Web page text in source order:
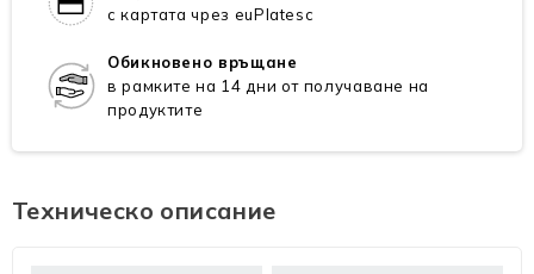
с картата чрез euPlatesc
Обикновено връщане
в рамките на 14 дни от получаване на
продуктите
Техническо описание